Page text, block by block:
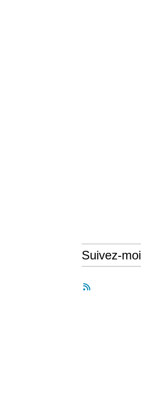
Suivez-moi